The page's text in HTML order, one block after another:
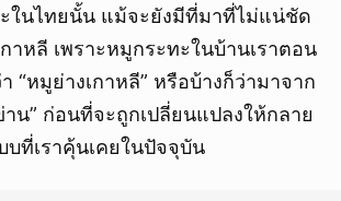
ในไทยนั้น แม้จะยังมีที่มาที่ไม่แน่ชัด
าหลี เพราะหมูกระทะในบ้านเราตอน
“หมูย่างเกาหลี” หรือบ้างก็ว่ามาจาก
าน” ก่อนที่จะถูกเปลี่ยนแปลงให้กลาย
บที่เราคุ้นเคยในปัจจุบัน